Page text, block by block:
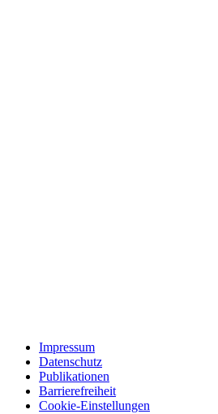
Impressum
Datenschutz
Publikationen
Barrierefreiheit
Cookie-Einstellungen